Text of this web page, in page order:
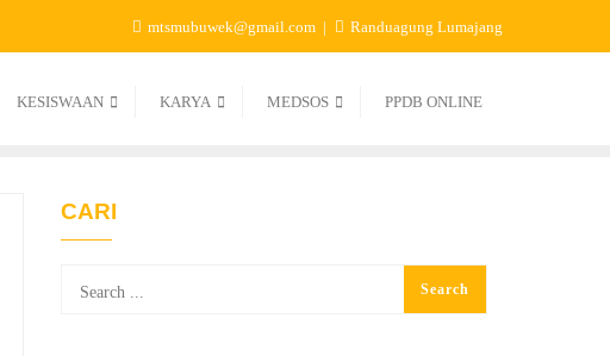
mtsmubuwek@gmail.com Randuagung Lumajang
KESISWAAN KARYA MEDSOS PPDB ONLINE
CARI